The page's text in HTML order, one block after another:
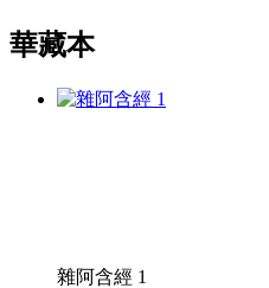
華藏本
雜阿含經 1